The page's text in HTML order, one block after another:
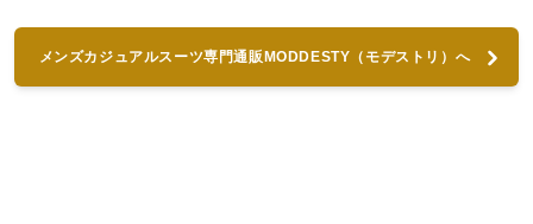
メンズカジュアルスーツ専門通販MODDESTY（モデストリ）へ